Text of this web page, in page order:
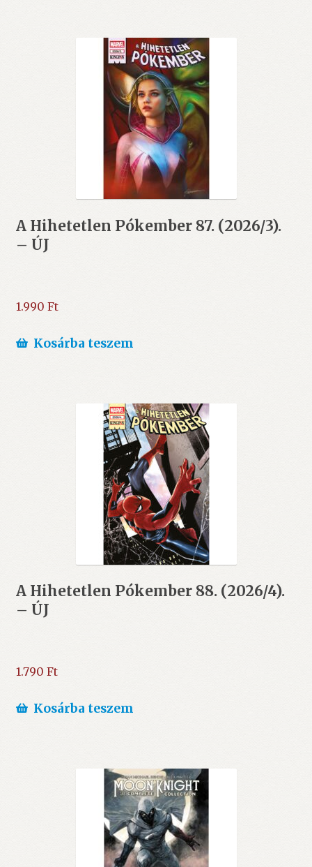
A Hihetetlen Pókember 87. (2026/3).
– ÚJ
1.990 Ft
Kosárba teszem
A Hihetetlen Pókember 88. (2026/4).
– ÚJ
1.790 Ft
Kosárba teszem